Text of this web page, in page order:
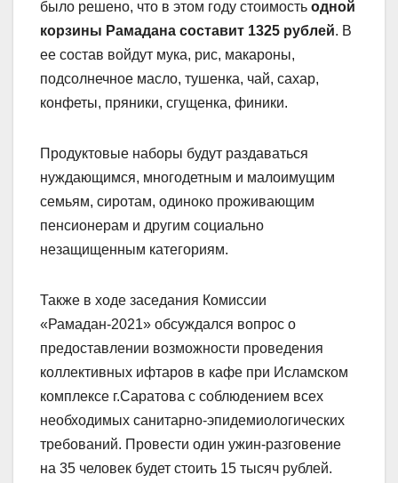
было решено, что в этом году стоимость одной
корзины Рамадана составит 1325 рублей. В
ее состав войдут мука, рис, макароны,
подсолнечное масло, тушенка, чай, сахар,
конфеты, пряники, сгущенка, финики.
Продуктовые наборы будут раздаваться
нуждающимся, многодетным и малоимущим
семьям, сиротам, одиноко проживающим
пенсионерам и другим социально
незащищенным категориям.
Также в ходе заседания Комиссии
«Рамадан-2021» обсуждался вопрос о
предоставлении возможности проведения
коллективных ифтаров в кафе при Исламском
комплексе г.Саратова с соблюдением всех
необходимых санитарно-эпидемиологических
требований. Провести один ужин-разговение
на 35 человек будет стоить 15 тысяч рублей.